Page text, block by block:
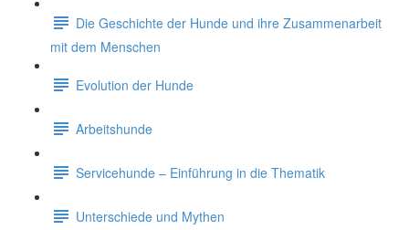
Die Geschichte der Hunde und ihre Zusammenarbeit
mit dem Menschen
Evolution der Hunde
Arbeitshunde
Servicehunde – Einführung in die Thematik
Unterschiede und Mythen